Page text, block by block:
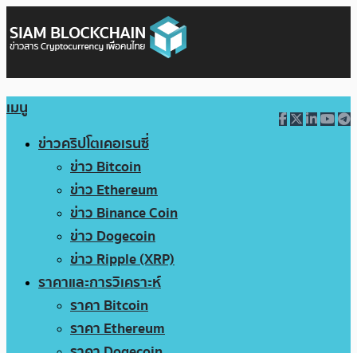
เมนู
ข่าวคริปโตเคอเรนซี่
ข่าว Bitcoin
ข่าว Ethereum
ข่าว Binance Coin
ข่าว Dogecoin
ข่าว Ripple (XRP)
ราคาและการวิเคราะห์
ราคา Bitcoin
ราคา Ethereum